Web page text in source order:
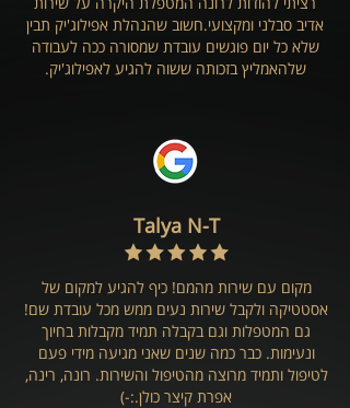
אדיב סבלני ומקצועי.חשוב שהנהלת אפילוג'יק תבין
שלא כל יום פוגשים עובדת שמסורה ככה לעבודה
שלהאמליץ בזכותה ששוה להגיע לאפילוג'יק.
Talya N-T
מקום עם שירות מהמם! כיף להגיע למקום של
אסטטיקה ולקבל שירות נעים ממש מכל עובדת שם!
גם המטפלות וגם בקבלה תמיד מקבלות בחיוך
ונעימות. כבר כמה שנים שאני מגיעה מידי פעם
לטיפול ותמיד מרוצה מהטיפול והשירות. רונה, רינה,
אפרת קיצר כולן.:-)